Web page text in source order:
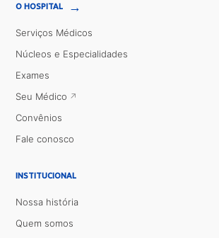
O HOSPITAL →
Serviços Médicos
Núcleos e Especialidades
Exames
Seu Médico
Convênios
Fale conosco
INSTITUCIONAL
Nossa história
Quem somos